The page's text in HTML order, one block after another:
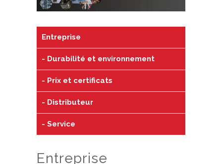
Entreprise
Durabilité et environnement
Prix et certificats
Distributeur
Service
Entreprise